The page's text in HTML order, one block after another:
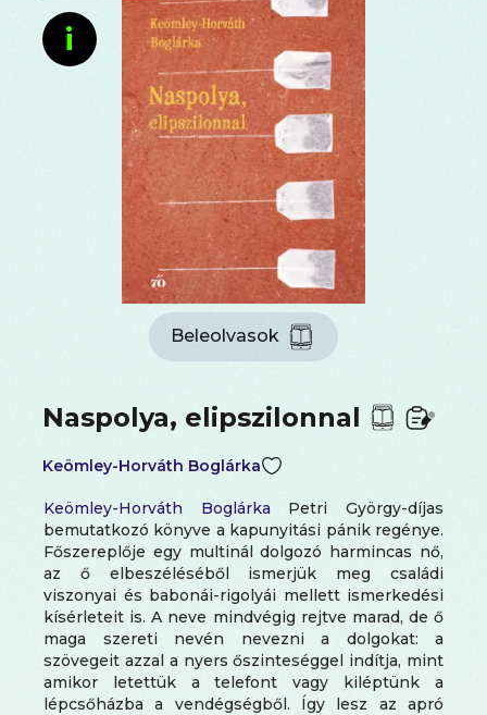
i
Beleolvasok
Naspolya, elipszilonnal
Keömley-Horváth Boglárka
Keömley-Horváth Boglárka Petri György-díjas
bemutatkozó könyve a kapunyitási pánik regénye.
Főszereplője egy multinál dolgozó harmincas nő,
az ő elbeszéléséből ismerjük meg családi
viszonyai és babonái-rigolyái mellett ismerkedési
kísérleteit is. A neve mindvégig rejtve marad, de ő
maga szereti nevén nevezni a dolgokat: a
szövegeit azzal a nyers őszinteséggel indítja, mint
amikor letettük a telefont vagy kiléptünk a
lépcsőházba a vendégségből. Így lesz az apró